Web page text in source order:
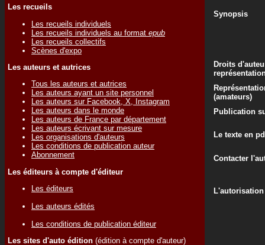
Les recueils
Les recueils individuels
Les recueils individuels au format epub
Les recueils collectifs
Scènes d'expo
Les auteurs et autrices
Tous les auteurs et autrices
Les auteurs ayant un site personnel
Les auteurs sur Facebook, X, Instagram
Les auteurs dans le monde
Les auteurs de France par département
Les auteurs écrivant sur mesure
Les organisations d'auteurs
Les conditions de publication auteur
Abonnement
Les éditeurs à compte d'éditeur
Les éditeurs
Les auteurs édités
Les conditions de publication éditeur
Les sites d'auto édition (édition à compte d'auteur)
Synopsis
Droits
(amateurs)
Publication
Le texte en
Contacter
L'autorisation